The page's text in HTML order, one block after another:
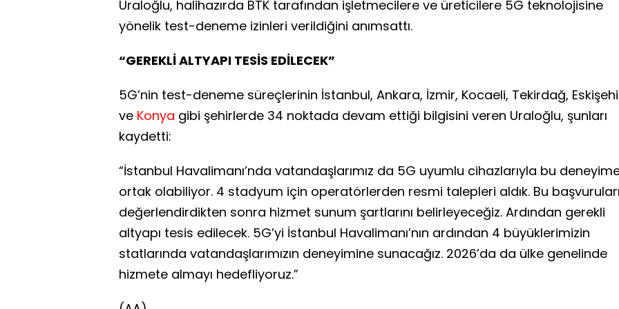
Uraloğlu, halihazırda BTK tarafından işletmecilere ve üreticilere 5G teknolojisine
yönelik test-deneme izinleri verildiğini anımsattı.
“GEREKLİ ALTYAPI TESİS EDİLECEK”
5G’nin test-deneme süreçlerinin İstanbul, Ankara, İzmir, Kocaeli, Tekirdağ,
ve Konya gibi şehirlerde 34 noktada devam ettiği bilgisini veren Uraloğlu, şunları
kaydetti:
“İstanbul Havalimanı’nda vatandaşlarımız da 5G uyumlu cihazlarıyla bu
ortak olabiliyor. 4 stadyum için operatörlerden resmi talepleri aldık. Bu başvuruları
değerlendirdikten sonra hizmet sunum şartlarını belirleyeceğiz. Ardından gerekli
altyapı tesis edilecek. 5G’yi İstanbul Havalimanı’nın ardından 4 büyüklerimizin
statlarında vatandaşlarımızın deneyimine sunacağız. 2026’da da ülke genelinde
hizmete almayı hedefliyoruz.”